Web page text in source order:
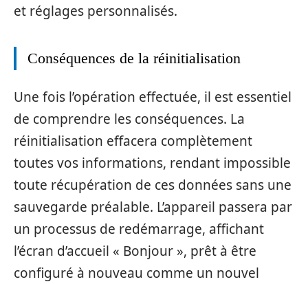
et réglages personnalisés.
Conséquences de la réinitialisation
Une fois l’opération effectuée, il est essentiel
de comprendre les conséquences. La
réinitialisation effacera complètement
toutes vos informations, rendant impossible
toute récupération de ces données sans une
sauvegarde préalable. L’appareil passera par
un processus de redémarrage, affichant
l’écran d’accueil « Bonjour », prêt à être
configuré à nouveau comme un nouvel